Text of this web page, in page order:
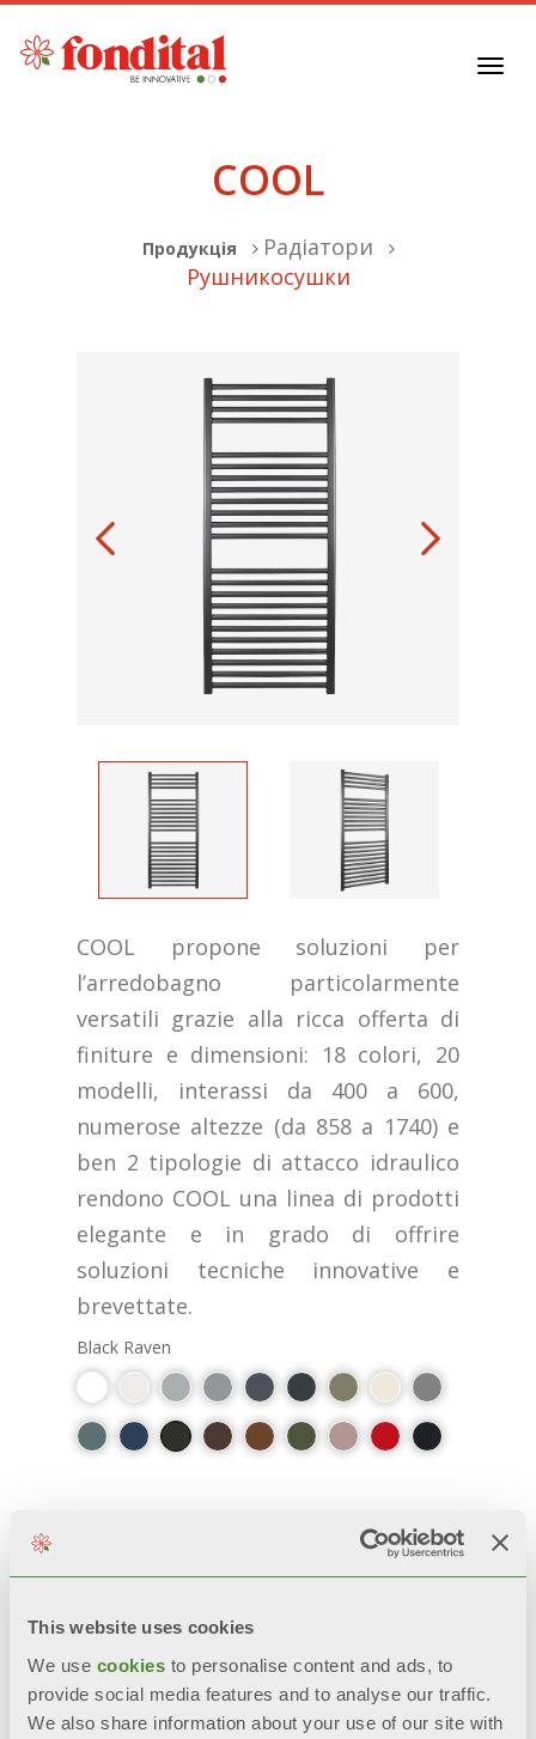
This website uses cookies
We use cookies to personalise content and ads, to
provide social media features and to analyse our traffic.
We also share information about your use of our site with
COOL
Продукція
Радіатори
Рушникосушки
COOL propone soluzioni per
l’arredobagno particolarmente
versatili grazie alla ricca offerta di
finiture e dimensioni: 18 colori, 20
modelli, interassi da 400 a 600,
numerose altezze (da 858 a 1740) e
ben 2 tipologie di attacco idraulico
rendono COOL una linea di prodotti
elegante e in grado di offrire
soluzioni tecniche innovative e
brevettate.
Black Raven
Повна антикорозійна обробка
Aleternum, як стандарт